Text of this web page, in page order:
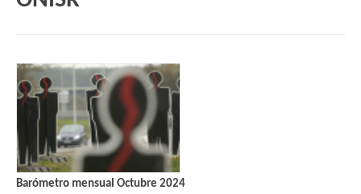
Barómetro mensual Octubre 2024